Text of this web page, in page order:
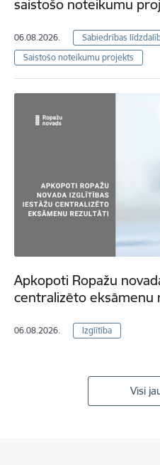
saistošo noteikumu
06.08.2026.
Sabiedrības
Saistošo noteikumu projekts
Apkopoti Ropažu
centralizēto eksāmenu
06.08.2026. Izglītība
Visi